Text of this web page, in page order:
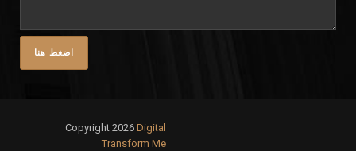
Copyright 2026 Digital
Transform Me